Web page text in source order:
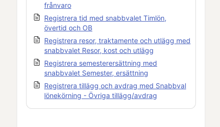
frånvaro
Registrera tid med snabbvalet Timlön,
övertid och OB
Registrera resor, traktamente och utlägg med
snabbvalet Resor, kost och utlägg
Registrera semesterersättning med
snabbvalet Semester, ersättning
Registrera tillägg och avdrag med Snabbval
lönekörning - Övriga tillägg/avdrag